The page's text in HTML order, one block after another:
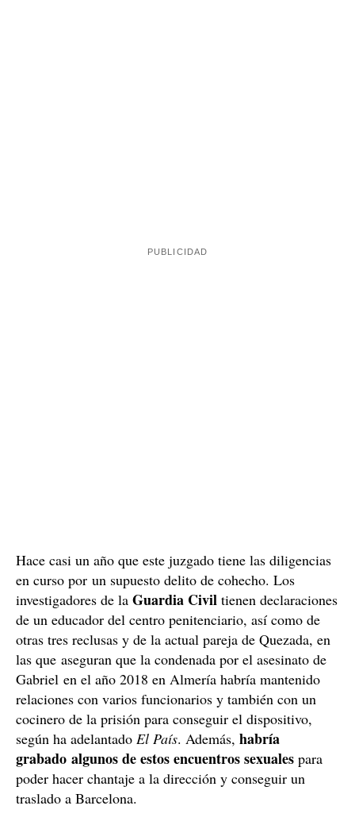
Hace casi un año que este juzgado tiene las diligencias
en curso por un supuesto delito de cohecho. Los
investigadores de la Guardia Civil tienen declaraciones
de un educador del centro penitenciario, así como de
otras tres reclusas y de la actual pareja de Quezada, en
las que aseguran que la condenada por el asesinato de
Gabriel en el año 2018 en Almería habría mantenido
relaciones con varios funcionarios y también con un
cocinero de la prisión para conseguir el dispositivo,
según ha adelantado El País. Además, habría
grabado algunos de estos encuentros sexuales para
poder hacer chantaje a la dirección y conseguir un
traslado a Barcelona.